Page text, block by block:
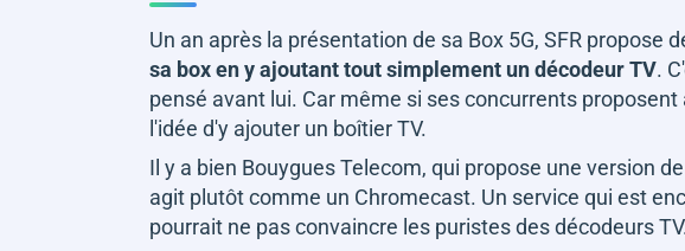
Un an après la présentation de sa Box 5G, SFR propose
sa box en y ajoutant tout simplement un décodeur TV.
pensé avant lui. Car même si ses concurrents
l'idée d'y ajouter un boîtier TV.
Il y a bien Bouygues Telecom, qui propose une version
agit plutôt comme un Chromecast. Un service qui est
pourrait ne pas convaincre les puristes des décodeurs